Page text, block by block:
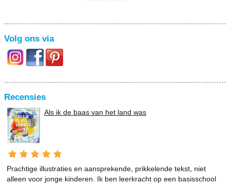
Volg ons via
Recensies
Als ik de baas van het land was
Prachtige illustraties en aansprekende, prikkelende tekst, niet
alleen voor jonge kinderen. Ik ben leerkracht op een basisschool